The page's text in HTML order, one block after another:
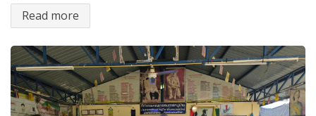
Read more